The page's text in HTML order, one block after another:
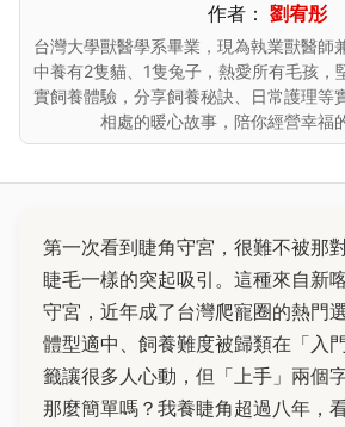
作者： 劉宥彤
台灣大學獸醫學系畢業，現為執業獸醫師
中養有2隻貓、1隻兔子，熱愛所有毛孩，
實飼養體驗，分享飼養秘訣、日常護理等
相處的暖心故事，陪你經營幸福
第一次看到睫角守宮，很難不被那
睫毛一樣的突起吸引。這種來自新
守宮，近年成了台灣爬寵圈的熱門
體型適中、飼養難度被歸類在「
籤讓很多人心動，但「上手」兩個
那麼簡單嗎？我養睫角超過八年，